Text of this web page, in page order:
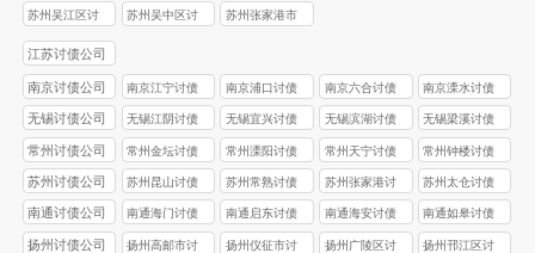
债公司
债公司
债公司
苏州吴江区讨
债公司
苏州吴中区讨
苏州张家港市
江苏讨债公司
南京讨债公司
南京江宁讨债
公司
南京浦口讨债
公司
南京六合讨债
公司
南京溧水讨债
公司
无锡讨债公司
无锡江阴讨债
公司
无锡宜兴讨债
公司
无锡滨湖讨债
公司
无锡梁溪讨债
公司
常州讨债公司
常州金坛讨债
公司
常州溧阳讨债
公司
常州天宁讨债
公司
常州钟楼讨债
公司
苏州讨债公司
苏州昆山讨债
公司
苏州常熟讨债
公司
苏州张家港讨
债公司
苏州太仓讨债
公司
南通讨债公司
南通海门讨债
公司
南通启东讨债
公司
南通海安讨债
公司
南通如皋讨债
公司
扬州讨债公司
扬州高邮市讨
扬州仪征市讨
扬州广陵区讨
扬州邗江区讨